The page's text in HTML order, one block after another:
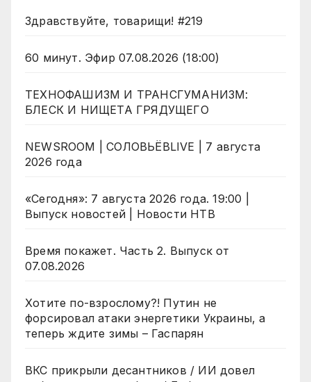
Здравствуйте, товарищи! #219
60 минут. Эфир 07.08.2026 (18:00)
ТЕХНОФАШИЗМ И ТРАНСГУМАНИЗМ:
БЛЕСК И НИЩЕТА ГРЯДУЩЕГО
NEWSROOM | СОЛОВЬЁВLIVE | 7 августа
2026 года
«Сегодня»: 7 августа 2026 года. 19:00 |
Выпуск новостей | Новости НТВ
Время покажет. Часть 2. Выпуск от
07.08.2026
Хотите по-взрослому?! Путин не
форсировал атаки энергетики Украины, а
теперь ждите зимы – Гаспарян
ВКС прикрыли десантников / ИИ довел